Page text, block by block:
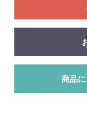
商品